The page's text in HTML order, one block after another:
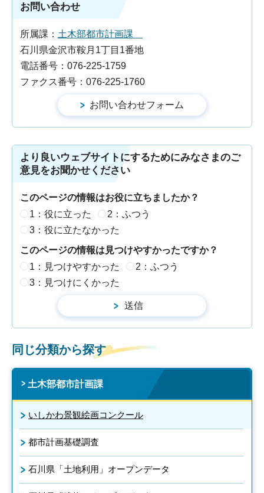
お問い合わせ
所属課： 土木部都市計画課
石川県金沢市鞍月1丁目1番地
電話番号：076-225-1759
ファクス番号：076-225-1760
より良いウェブサイトにするためにみなさまのご
意見をお聞かせください
このページの情報はお役に立ちましたか？
1：役に立った
2：ふつう
3：役に立たなかった
このページの情報は見つけやすかったですか？
1：見つけやすかった
2：ふつう
3：見つけにくかった
同じ分類から探す
土木部都市計画課
いしかわ景観絵画コンクール
都市計画基礎調査
石川県「土地利用」オープンデータ